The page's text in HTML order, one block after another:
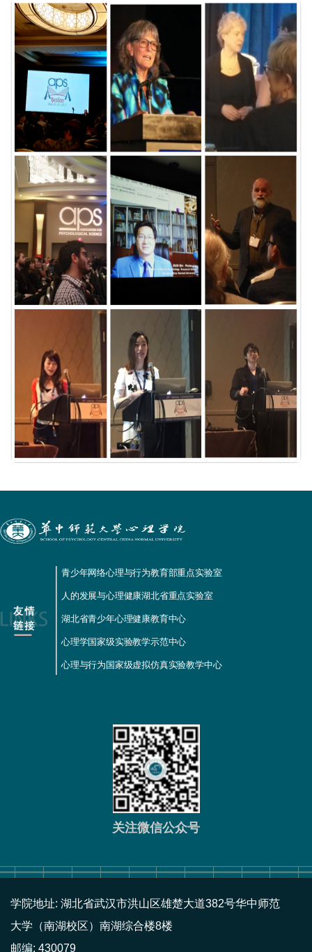
青少年网络心理与行为教育部重点实验室
人的发展与心理健康湖北省重点实验室
湖北省青少年心理健康教育中心
心理学国家级实验教学示范中心
心理与行为国家级虚拟仿真实验教学中心
关注微信公众号
学院地址: 湖北省武汉市洪山区雄楚大道382号华中师范
大学（南湖校区）南湖综合楼8楼
邮编: 430079